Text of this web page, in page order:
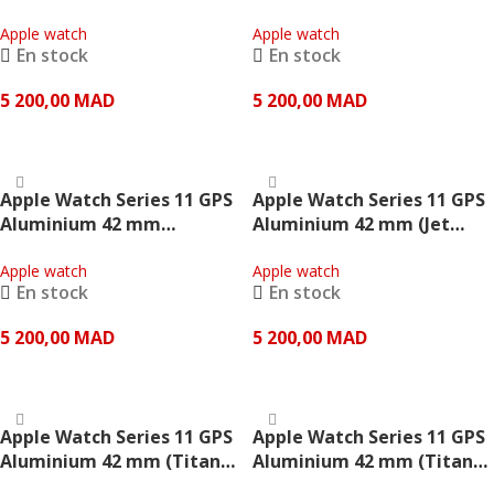
bracelet Sport violet
brumeux) – Apple
Apple watch
En stock
5 200,00 MAD
bracelet Sport noir) –
Apple
Apple watch
En stock
5 200,00 MAD
Apple Watch Series 11 GPS
Aluminium 42 mm
bracelet Sport rose pâle) –
Apple
Apple watch
En stock
5 200,00 MAD
Apple Watch Series 11 GPS
Aluminium 42 mm (Jet
Apple
Apple watch
En stock
5 200,00 MAD
Apple Watch Series 11 GPS
Aluminium 42 mm (Titane
Apple Watch Series 11 GPS
Aluminium 42 mm (Titane